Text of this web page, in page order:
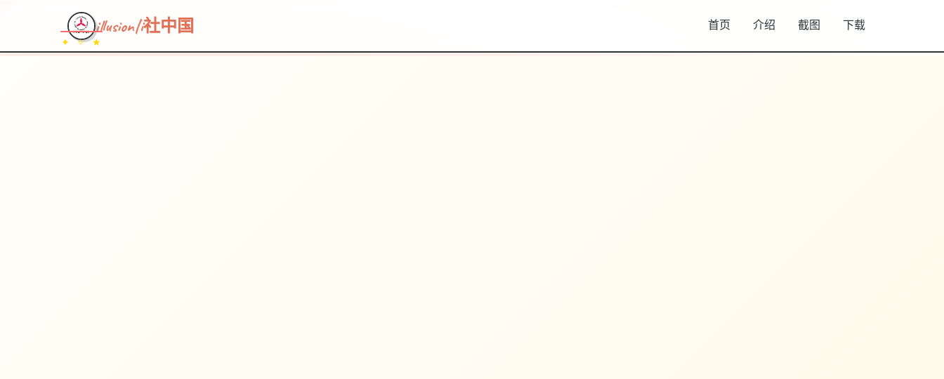
✦ ✧ ★
illusion|i社中国 首页 介绍 截图 下载